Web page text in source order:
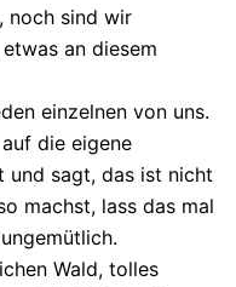
noch sind wir
an diesem
einzelnen von uns.
die eigene
und sagt, das ist nicht
machst, lass das mal
Wald, tolles